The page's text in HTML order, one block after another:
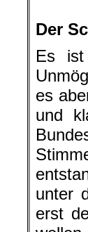
Der
Es ist
es
und
unter
erst